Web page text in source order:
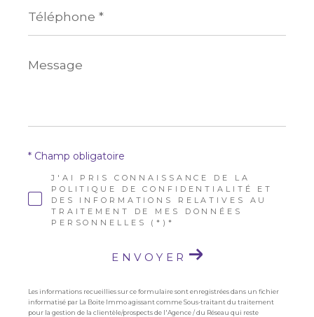
*
Message
*
J'AI PRIS CONNAISSANCE DE LA
POLITIQUE DE CONFIDENTIALITÉ ET
DES INFORMATIONS RELATIVES AU
TRAITEMENT DE MES DONNÉES
PERSONNELLES (*)*
* Champ obligatoire
ENVOYER
Les informations recueillies sur ce formulaire sont enregistrées dans un fichier
informatisé par La Boite Immo agissant comme Sous-traitant du traitement
pour la gestion de la clientèle/prospects de l'Agence / du Réseau qui reste